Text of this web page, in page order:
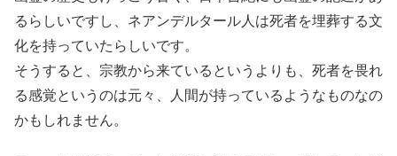
るらしいですし、ネアンデルタール人は死者を埋葬する文
化を持っていたらしいです。
そうすると、宗教から来ているというよりも、死者を畏れ
る感覚というのは元々、人間が持っているようなものなの
かもしれません。